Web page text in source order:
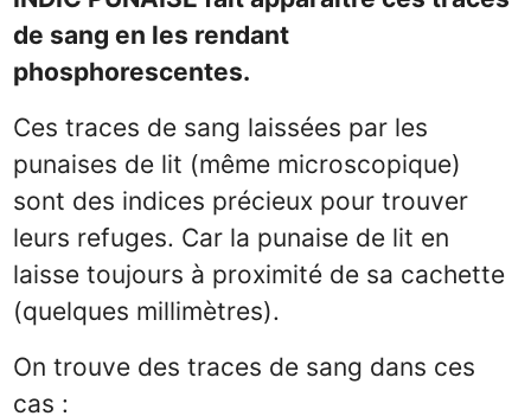
de sang en les rendant
phosphorescentes.
Ces traces de sang laissées par les
punaises de lit (même microscopique)
sont des indices précieux pour trouver
leurs refuges. Car la punaise de lit en
laisse toujours à proximité de sa cachette
(quelques millimètres).
On trouve des traces de sang dans ces
cas :